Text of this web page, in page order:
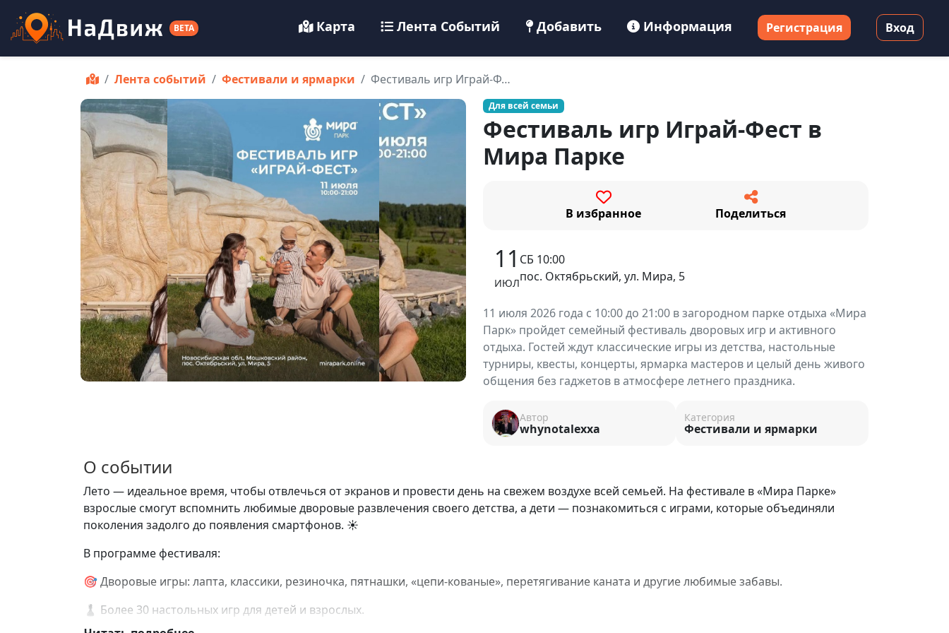
BETA Карта Лента Событий Добавить Информация Регистрация Вход
Лента событий Фестивали и ярмарки Фестиваль игр Играй-Ф…
Для всей семьи
Фестиваль игр Играй-Фест в
Мира Парке
В избранное Поделиться
11
ИЮЛ
СБ 10:00
пос. Октябрьский, ул. Мира, 5
11 июля 2026 года с 10:00 до 21:00 в загородном парке отдыха «Мира
Парк» пройдет семейный фестиваль дворовых игр и активного
отдыха. Гостей ждут классические игры из детства, настольные
турниры, квесты, концерты, ярмарка мастеров и целый день живого
общения без гаджетов в атмосфере летнего праздника.
Автор
whynotalexxa
Категория
Фестивали и ярмарки
О событии
Лето — идеальное время, чтобы отвлечься от экранов и провести день на свежем воздухе всей семьей. На фестивале в «Мира Парке»
взрослые смогут вспомнить любимые дворовые развлечения своего детства, а дети — познакомиться с играми, которые объединяли
поколения задолго до появления смартфонов. ☀️
В программе фестиваля:
🎯 Дворовые игры: лапта, классики, резиночка, пятнашки, «цепи-кованые», перетягивание каната и другие любимые забавы.
♟ Более 30 настольных игр для детей и взрослых.